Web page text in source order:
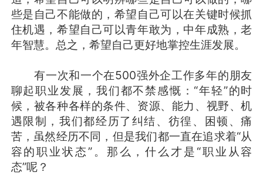
些是自己不能做的，希望自己可以在关键时候抓
住机遇，希望自己可以青年敢为，中年成熟，老
年智慧。总之，希望自己更好地掌控生涯发展。
有一次和一个在500强外企工作多年的朋友
聊起职业发展，我们都不禁感慨：“年轻”的时
候，被各种各样的条件、资源、能力、视野、机
遇限制，我们都经历了纠结、彷徨、困顿、痛
苦，虽然经历不同，但是我们都一直在追求着“从
容的职业状态”。那么，什么才是“职业从容
态”呢？